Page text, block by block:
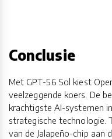
Conclusie
Met GPT-5.6 Sol kiest
veelzeggende koers. De
krachtigste AI-systemen
strategische technologie.
van de Jalapeño-chip aan